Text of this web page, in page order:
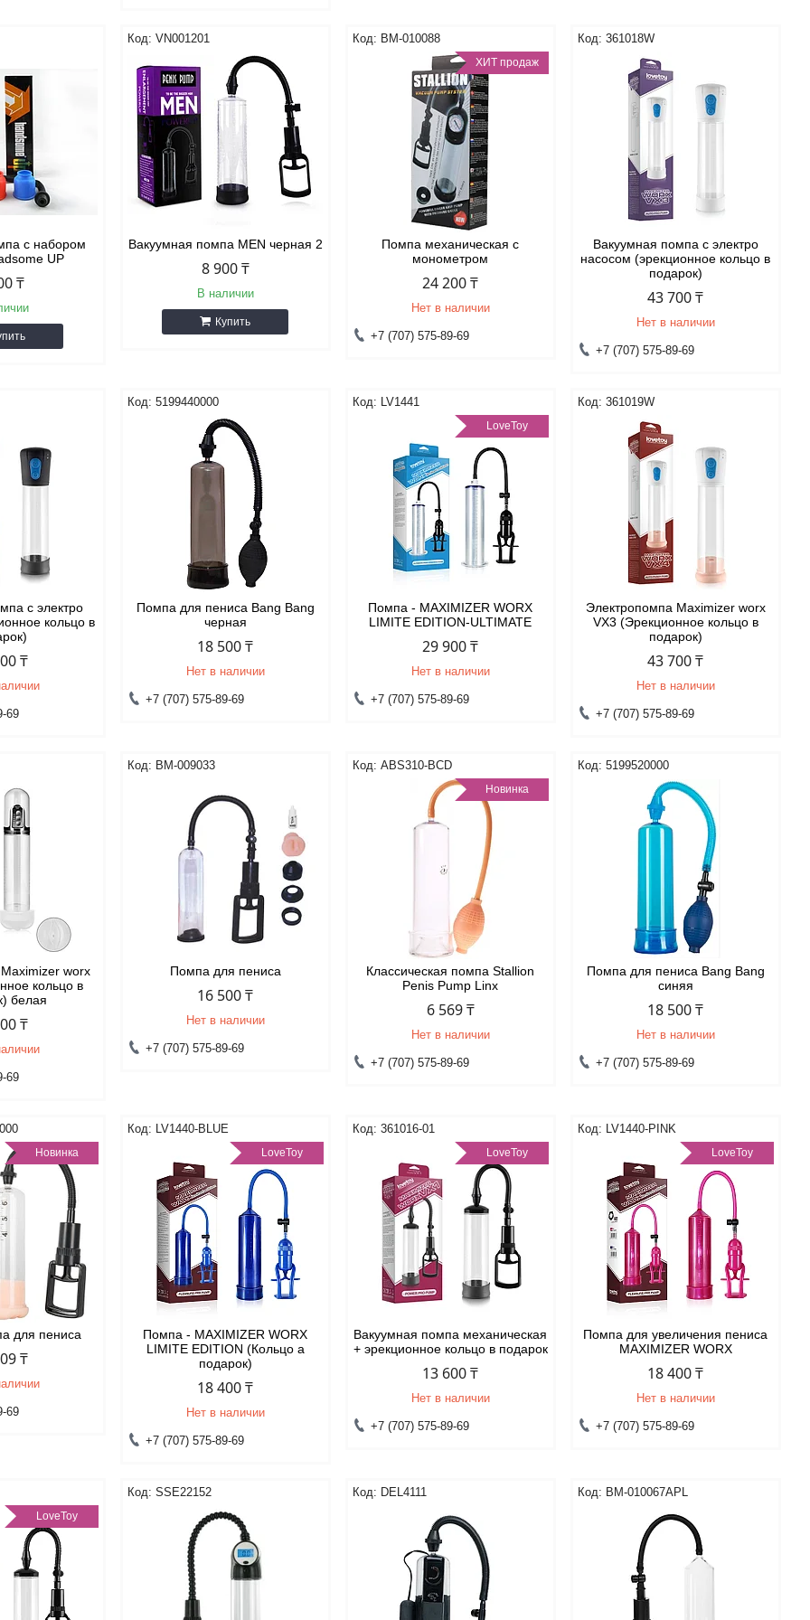
с набором
UP
₸
VN001201
Вакуумная помпа MEN черная 2
8 900 ₸
В наличии
Купить
BM-010088
ХИТ продаж
Помпа механическая с
монометром
24 200 ₸
Нет в наличии
+7 (707) 575-89-69
361018W
Вакуумная помпа с электро
насосом (эрекционное кольцо в
подарок)
43 700 ₸
Нет в наличии
+7 (707) 575-89-69
с электро
кольцо в
₸
69
5199440000
Помпа для пениса Bang Bang
черная
18 500 ₸
Нет в наличии
+7 (707) 575-89-69
LV1441
LoveToy
Помпа - MAXIMIZER WORX
LIMITE EDITION-ULTIMATE
29 900 ₸
Нет в наличии
+7 (707) 575-89-69
361019W
Электропомпа Maximizer worx
VX3 (Эрекционное кольцо в
подарок)
43 700 ₸
Нет в наличии
+7 (707) 575-89-69
worx
кольцо в
белая
₸
69
BM-009033
Помпа для пениса
16 500 ₸
Нет в наличии
+7 (707) 575-89-69
ABS310-BCD
Новинка
Классическая помпа Stallion
Penis Pump Linx
6 569 ₸
Нет в наличии
+7 (707) 575-89-69
5199520000
Помпа для пениса Bang Bang
синяя
18 500 ₸
Нет в наличии
+7 (707) 575-89-69
Новинка
для пениса
₸
69
LV1440-BLUE
LoveToy
Помпа - MAXIMIZER WORX
LIMITE EDITION (Кольцо а
подарок)
18 400 ₸
Нет в наличии
+7 (707) 575-89-69
361016-01
LoveToy
Вакуумная помпа механическая
+ эрекционное кольцо в подарок
13 600 ₸
Нет в наличии
+7 (707) 575-89-69
LV1440-PINK
LoveToy
Помпа для увеличения пениса
MAXIMIZER WORX
18 400 ₸
Нет в наличии
+7 (707) 575-89-69
LoveToy
SSE22152 DEL4111 BM-010067APL